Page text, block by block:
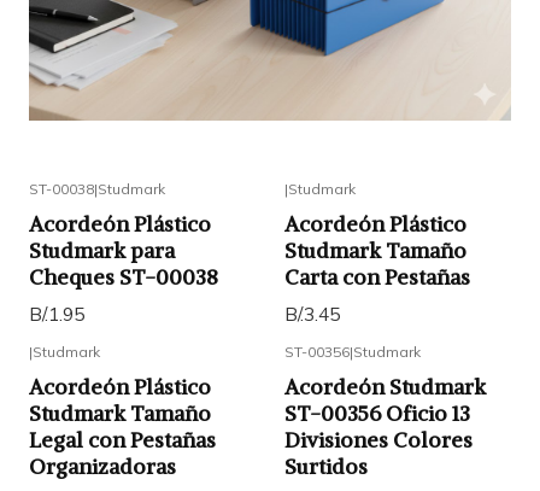
ST-00038|Studmark
Acordeón Plástico
Studmark para
Cheques ST-00038
B/.1.95
|Studmark
Acordeón Plástico
Studmark Tamaño
Carta con Pestañas
B/.3.45
|Studmark
Acordeón Plástico
Studmark Tamaño
Legal con Pestañas
Organizadoras
ST-00356|Studmark
Acordeón Studmark
ST-00356 Oficio 13
Divisiones Colores
Surtidos